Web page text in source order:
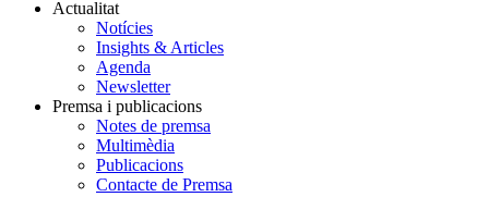
Actualitat
Notícies
Insights & Articles
Agenda
Newsletter
Premsa i publicacions
Notes de premsa
Multimèdia
Publicacions
Contacte de Premsa